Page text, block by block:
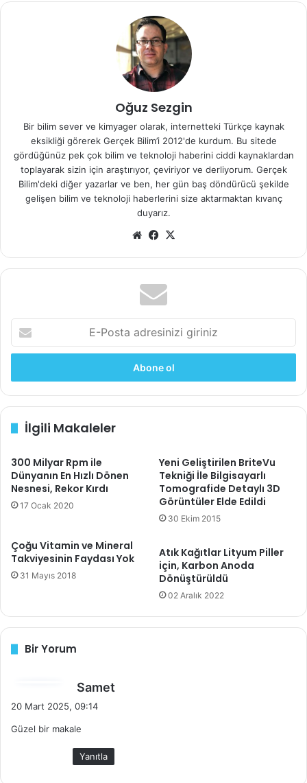
Bilim insanları uzun yıllardır omega-3’ü mikroskop altında
incelemekte ve birçok kansere ve arteriyel plaklara(kalp
damarlarını tıkayan plaklar) karşı kalkan oluşturabileceğini
öne süren araştırmalar yapmaktadır. Hatta son zamanlarda
faydalarının abartılmış olabileceğini, hatta kalp sağlığı
çalışmaları ve kanser bulgularıyla çeliştiğini tespit eden
çok sayıda makale var. Esasen kesin olarak bildiğimiz tek
şey, doğal olarak oluşan bu yağ asidi hakkında aslında çok
fazla şey bilmediğimizdir.
İsviçre’deki bu araştırmaya katılanların günde sadece bir
gram gibi düşük bir omega-3 dozuna bağlı kalmaları
keten tohumu, somon balığı, ceviz ve tabii ki takviyeler
Çalışmada biyolojik yaşlanmayı ölçmek için standart bir
ölçütün olmaması ve Avrupa merkezli deneme katılımcıları
gibi sınırlamalar olsa da, yaşlanan hücre sağlığına
faydalarını gösteren hayvan deneylerinin ardından omega-
değerlendirmek için sadece yılların değil, moleküler
biyobelirteçlerin de önemine işaret ediyor.
Araştırmacılar, “Biyolojik yaşlanmadaki küçük değişiklikler
bile, eğer sürdürülürse, toplum sağlığı üzerinde önemli
etkilere sahip olabilir,” sonucuna vardı.
Kaynak:Zürih Üniversitesi, Scimex
Oğuz Sezgin
Bir bilim sever ve kimyager olarak, internetteki Türkçe kaynak
eksikliği görerek Gerçek Bilim’i 2012'de kurdum. Bu sitede
gördüğünüz pek çok bilim ve teknoloji haberini ciddi kaynaklardan
toplayarak sizin için araştırıyor, çeviriyor ve derliyorum. Gerçek
Bilim'deki diğer yazarlar ve ben, her gün baş döndürücü şekilde
gelişen bilim ve teknoloji haberlerini size aktarmaktan kıvanç
duyarız.
Web Facebook
Posta
adresinizi
İlgili Makaleler
300 Milyar Rpm ile
Dünyanın En Hızlı Dönen
Nesnesi, Rekor Kırdı
17 Ocak 2020
Yeni Geliştirilen BriteVu
Tekniği İle Bilgisayarlı
Tomografide Detaylı 3D
Görüntüler Elde Edildi
30 Ekim 2015
Çoğu Vitamin ve Mineral
Takviyesinin Faydası Yok
31 Mayıs 2018
Atık Kağıtlar Lityum Piller
için, Karbon Anoda
Dönüştürüldü
02 Aralık 2022
Bir Yorum
Samet
20 Mart 2025, 09:14
Güzel bir makale
Yanıtla